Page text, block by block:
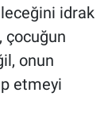
idrak
çocuğun
onun
etmeyi